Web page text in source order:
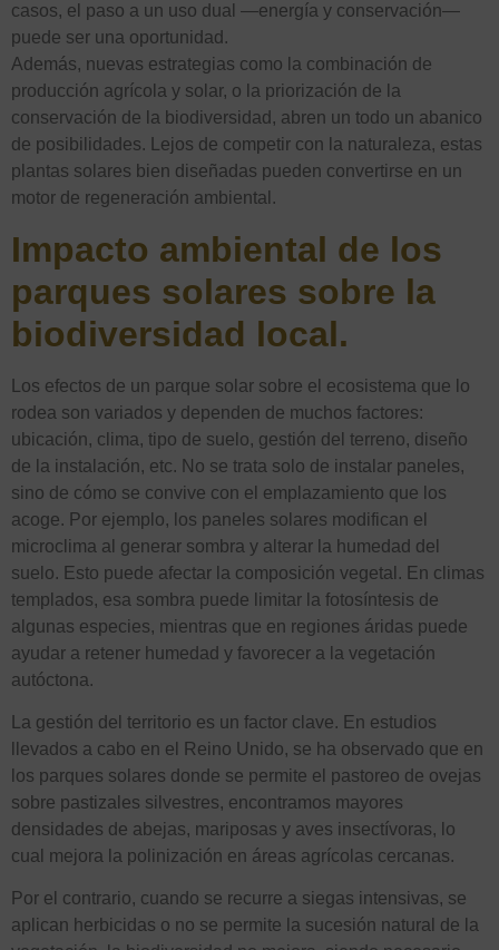
casos, el paso a un uso dual —energía y conservación—
puede ser una oportunidad.
Además, nuevas estrategias como la combinación de
producción agrícola y solar, o la priorización de la
conservación de la biodiversidad, abren un todo un abanico
de posibilidades. Lejos de competir con la naturaleza, estas
plantas solares bien diseñadas pueden convertirse en un
motor de regeneración ambiental.
Impacto ambiental de los
parques solares sobre la
biodiversidad local.
Los efectos de un parque solar sobre el ecosistema que lo
rodea son variados y dependen de muchos factores:
ubicación, clima, tipo de suelo, gestión del terreno, diseño
de la instalación, etc. No se trata solo de instalar paneles,
sino de cómo se convive con el emplazamiento que los
acoge. Por ejemplo, los paneles solares modifican el
microclima al generar sombra y alterar la humedad del
suelo. Esto puede afectar la composición vegetal. En climas
templados, esa sombra puede limitar la fotosíntesis de
algunas especies, mientras que en regiones áridas puede
ayudar a retener humedad y favorecer a la vegetación
autóctona.
La gestión del territorio es un factor clave. En estudios
llevados a cabo en el Reino Unido, se ha observado que en
los parques solares donde se permite el pastoreo de ovejas
sobre pastizales silvestres, encontramos mayores
densidades de abejas, mariposas y aves insectívoras, lo
cual mejora la polinización en áreas agrícolas cercanas.
Por el contrario, cuando se recurre a siegas intensivas, se
aplican herbicidas o no se permite la sucesión natural de la